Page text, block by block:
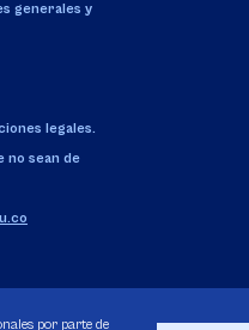
generales y
legales.
no sean de
por parte de